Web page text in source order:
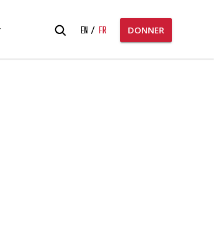
Rechercher:
EN FR DONNER